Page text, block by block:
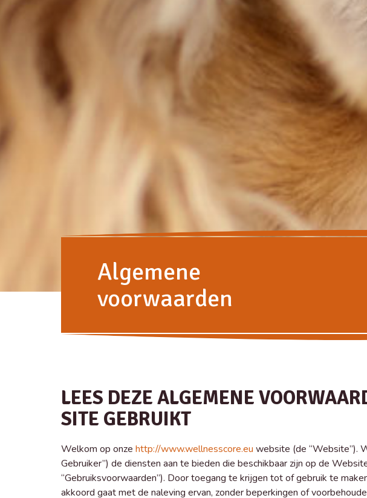
Algemene
voorwaarden
LEES DEZE ALGEMENE
SITE GEBRUIKT
Welkom op onze http://www.wellnesscore.eu website (de “Website”).
Gebruiker”) de diensten aan te bieden die beschikbaar zijn op de
“Gebruiksvoorwaarden”). Door toegang te krijgen tot of gebruik te
akkoord gaat met de naleving ervan, zonder beperkingen of